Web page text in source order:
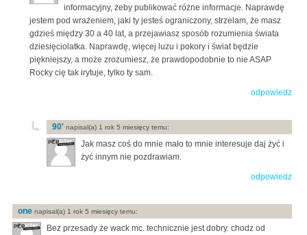
informacyjny, żeby publikować różne informacje. Naprawdę
jestem pod wrażeniem, jaki ty jesteś ograniczony, strzelam, że masz
gdzieś między 30 a 40 lat, a przejawiasz sposób rozumienia świata
dziesięciolatka. Naprawdę, więcej luzu i pokory i świat będzie
piękniejszy, a może zrozumiesz, że prawdopodobnie to nie ASAP
Rocky cię tak irytuje, tylko ty sam.
odpowiedz
90' napisal(a) 1 rok 5 miesięcy temu:
Jak masz coś do mnie mało to mnie interesuje daj żyć i
żyć innym nie pozdrawiam.
odpowiedz
one napisal(a) 1 rok 5 miesięcy temu:
Bez przesady że wack mc. technicznie jest dobry. chodz od